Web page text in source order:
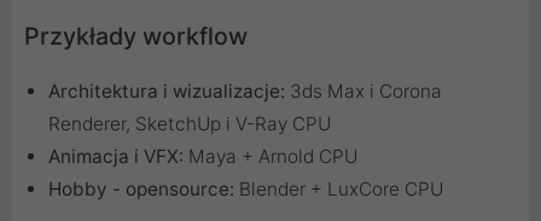
Przykłady workflow
Architektura i wizualizacje: 3ds Max i Corona
Renderer, SketchUp i V-Ray CPU
Animacja i VFX: Maya + Arnold CPU
Hobby - opensource: Blender + LuxCore CPU